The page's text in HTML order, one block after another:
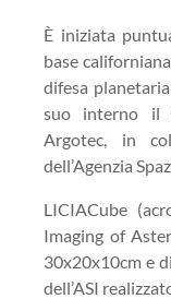
È iniziata
base
difesa
suo interno il
Argotec, in
dell’Agenzia
LICIACube
Imaging of
30x20x10cm e
dell’ASI